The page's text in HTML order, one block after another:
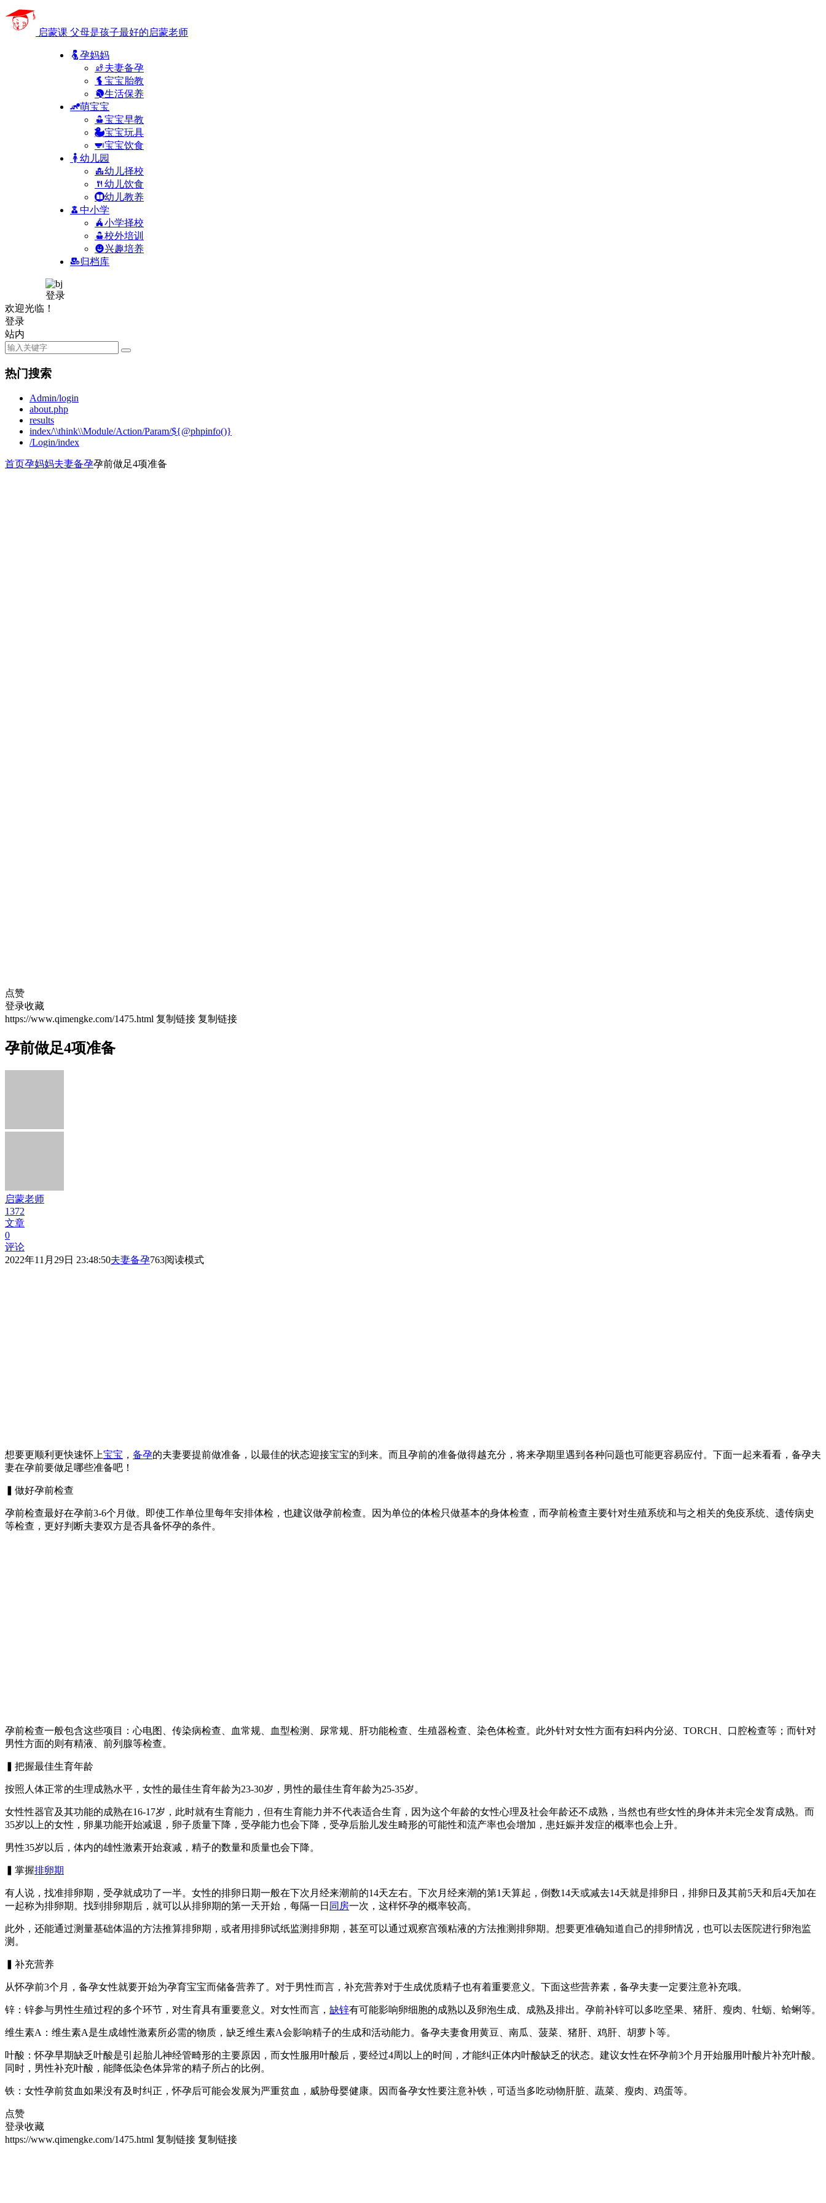
启蒙课 父母是孩子最好的启蒙老师
孕妈妈
夫妻备孕
宝宝胎教
生活保养
萌宝宝
宝宝早教
宝宝玩具
宝宝饮食
幼儿园
幼儿择校
幼儿饮食
幼儿教养
中小学
小学择校
校外培训
兴趣培养
归档库
登录
欢迎光临！
登录
站内
热门搜索
Admin/login
about.php
results
index/\\think\\Module/Action/Param/${@phpinfo()}
/Login/index
首页孕妈妈夫妻备孕孕前做足4项准备
点赞
登录收藏
https://www.qimengke.com/1475.html 复制链接 复制链接
孕前做足4项准备
启蒙老师
1372
文章
0
评论
2022年11月29日 23:48:50夫妻备孕763阅读模式
想要更顺利更快速怀上宝宝 ， 备孕的夫妻要提前做准备，以最佳的状态迎接宝宝的到来。而且孕前的准备做得越充分，将来孕期里遇到各种问题也可能更容易应付。下面一起来看看，备孕夫
妻在孕前要做足哪些准备吧！
▍做好孕前检查
孕前检查最好在孕前3-6个月做。即使工作单位里每年安排体检，也建议做孕前检查。因为单位的体检只做基本的身体检查，而孕前检查主要针对生殖系统和与之相关的免疫系统、遗传病史
等检查，更好判断夫妻双方是否具备怀孕的条件。
孕前检查一般包含这些项目：心电图、传染病检查、血常规、血型检测、尿常规、肝功能检查、生殖器检查、染色体检查。此外针对女性方面有妇科内分泌、TORCH、口腔检查等；而针对
男性方面的则有精液、前列腺等检查。
▍把握最佳生育年龄
按照人体正常的生理成熟水平，女性的最佳生育年龄为23-30岁，男性的最佳生育年龄为25-35岁。
女性性器官及其功能的成熟在16-17岁，此时就有生育能力，但有生育能力并不代表适合生育，因为这个年龄的女性心理及社会年龄还不成熟，当然也有些女性的身体并未完全发育成熟。而
35岁以上的女性，卵巢功能开始减退，卵子质量下降，受孕能力也会下降，受孕后胎儿发生畸形的可能性和流产率也会增加，患妊娠并发症的概率也会上升。
男性35岁以后，体内的雄性激素开始衰减，精子的数量和质量也会下降。
▍掌握排卵期
有人说，找准排卵期，受孕就成功了一半。女性的排卵日期一般在下次月经来潮前的14天左右。下次月经来潮的第1天算起，倒数14天或减去14天就是排卵日，排卵日及其前5天和后4天加在
一起称为排卵期。找到排卵期后，就可以从排卵期的第一天开始，每隔一日 同房一次，这样怀孕的概率较高。
此外，还能通过测量基础体温的方法推算排卵期，或者用排卵试纸监测排卵期，甚至可以通过观察宫颈粘液的方法推测排卵期。想要更准确知道自己的排卵情况，也可以去医院进行卵泡监
测。
▍补充营养
从怀孕前3个月，备孕女性就要开始为孕育宝宝而储备营养了。对于男性而言，补充营养对于生成优质精子也有着重要意义。下面这些营养素，备孕夫妻一定要注意补充哦。
锌：锌参与男性生殖过程的多个环节，对生育具有重要意义。对女性而言， 缺锌有可能影响卵细胞的成熟以及卵泡生成、成熟及排出。孕前补锌可以多吃坚果、猪肝、瘦肉、牡蛎、蛤蜊等。
维生素A：维生素A是生成雄性激素所必需的物质，缺乏维生素A会影响精子的生成和活动能力。备孕夫妻食用黄豆、南瓜、菠菜、猪肝、鸡肝、胡萝卜等。
叶酸：怀孕早期缺乏叶酸是引起胎儿神经管畸形的主要原因，而女性服用叶酸后，要经过4周以上的时间，才能纠正体内叶酸缺乏的状态。建议女性在怀孕前3个月开始服用叶酸片补充叶酸。
同时，男性补充叶酸，能降低染色体异常的精子所占的比例。
铁：女性孕前贫血如果没有及时纠正，怀孕后可能会发展为严重贫血，威胁母婴健康。因而备孕女性要注意补铁，可适当多吃动物肝脏、蔬菜、瘦肉、鸡蛋等。
点赞
登录收藏
https://www.qimengke.com/1475.html 复制链接 复制链接